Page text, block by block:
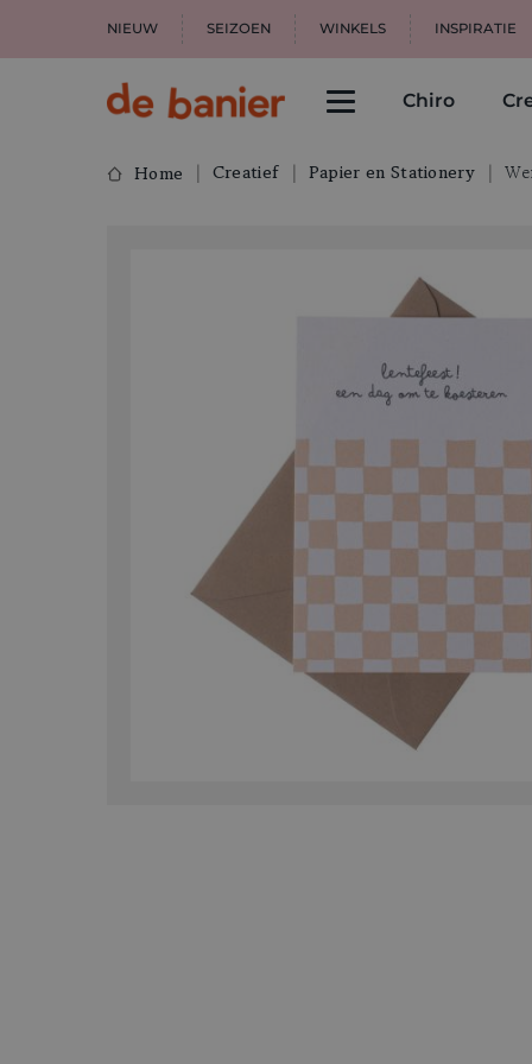
NIEUW SEIZOEN WINKELS INSPIRATIE
Chiro
Home Creatief Papier en Stationery